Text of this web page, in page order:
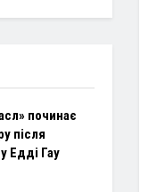
починає
після
Едді Гау